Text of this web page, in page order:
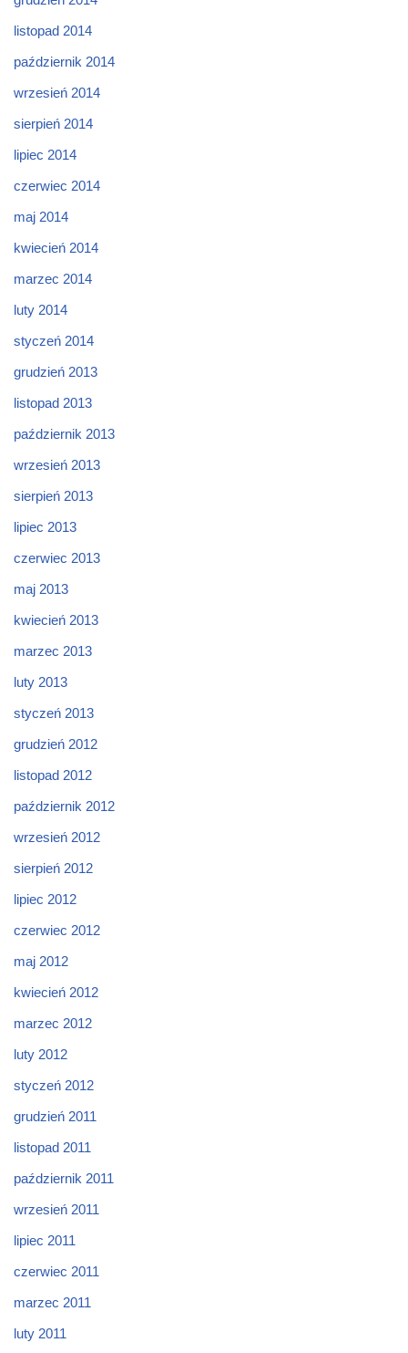
listopad 2014
październik 2014
wrzesień 2014
sierpień 2014
lipiec 2014
czerwiec 2014
maj 2014
kwiecień 2014
marzec 2014
luty 2014
styczeń 2014
grudzień 2013
listopad 2013
październik 2013
wrzesień 2013
sierpień 2013
lipiec 2013
czerwiec 2013
maj 2013
kwiecień 2013
marzec 2013
luty 2013
styczeń 2013
grudzień 2012
listopad 2012
październik 2012
wrzesień 2012
sierpień 2012
lipiec 2012
czerwiec 2012
maj 2012
kwiecień 2012
marzec 2012
luty 2012
styczeń 2012
grudzień 2011
listopad 2011
październik 2011
wrzesień 2011
lipiec 2011
czerwiec 2011
marzec 2011
luty 2011